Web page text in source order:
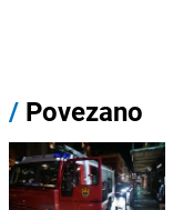
/ Povezano